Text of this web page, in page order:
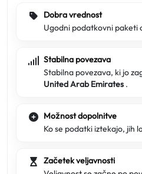
Dobra vrednost
Ugodni podatkovni paketi
Stabilna povezava
Stabilna povezava, ki jo
United Arab Emirates .
Možnost dopolnitve
Ko se podatki iztekajo, jih
Začetek veljavnosti